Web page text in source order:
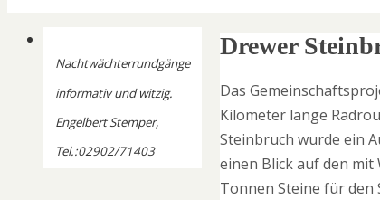
Drewer
Das
Kilometer lange
Steinbruch wurde ein
einen Blick auf den mit
Tonnen Steine für den
Nachtwächterrundgänge
informativ und witzig.
Engelbert Stemper,
Tel.:02902/71403